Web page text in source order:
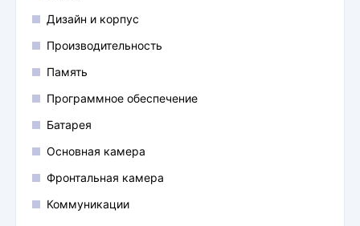
Дизайн и корпус
Производительность
Память
Программное обеспечение
Батарея
Основная камера
Фронтальная камера
Коммуникации